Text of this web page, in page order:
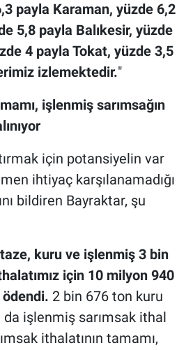
payla Karaman, yüzde 6,2
5,8 payla Balıkesir, yüzde
4 payla Tokat, yüzde 3,5
izlemektedir."
işlenmiş sarımsağın
için potansiyelin var
ihtiyaç karşılanamadığı
bildiren Bayraktar, şu
taze, kuru ve işlenmiş 3 bin
için 10 milyon 940
2 bin 676 ton kuru
da işlenmiş sarımsak ithal
ithalatının tamamı,